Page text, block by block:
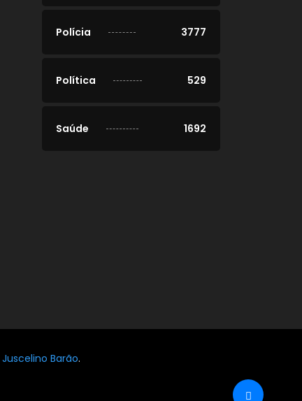
Polícia 3777
Política 529
Saúde 1692
Juscelino Barão.